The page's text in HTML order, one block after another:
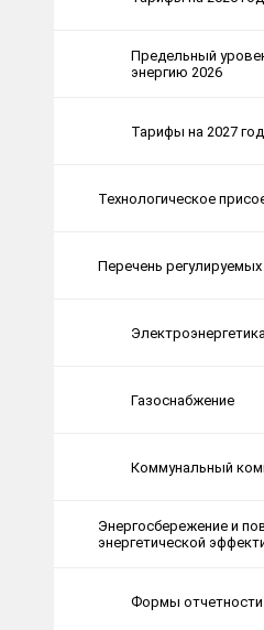
Предельный
энергию 2026
Тарифы на 2027 год
Технологическое
Перечень регулируемых
Электроэнергетика
Газоснабжение
Коммунальный
Энергосбережение и
энергетической
Формы